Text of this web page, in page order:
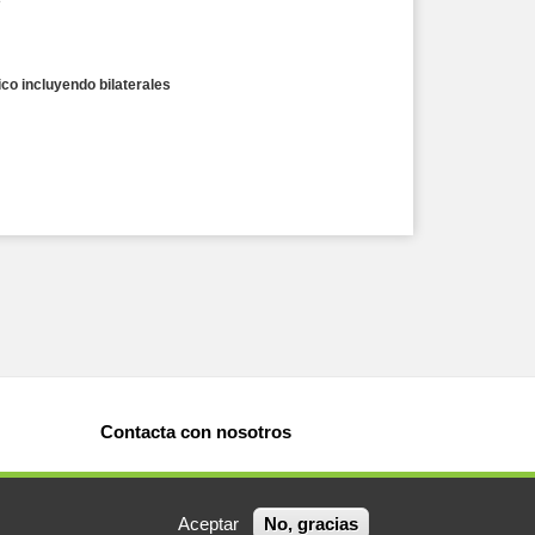
incluyendo bilaterales
Contacta con nosotros
Aceptar No, gracias